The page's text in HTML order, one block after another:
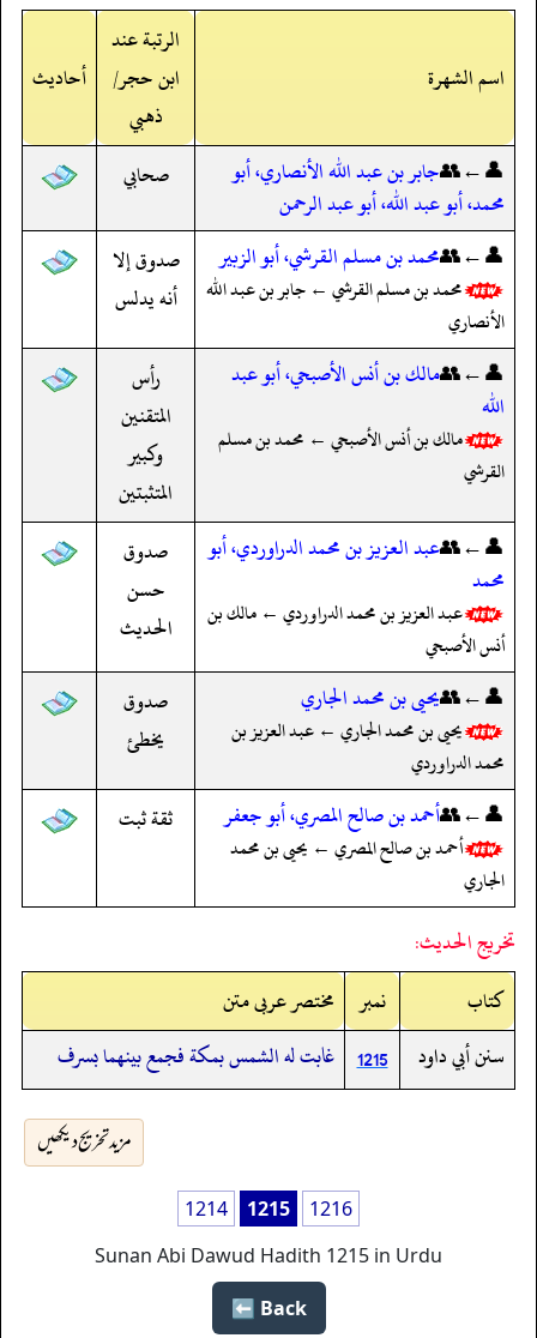
اسم الشهرة
الرتبة عند
ابن حجر/
ذهبي
أحاديث
👤←👥جابر بن عبد الله الأنصاري، أبو
محمد، أبو عبد الله، أبو عبد الرحمن
صحابي
👤←👥محمد بن مسلم القرشي، أبو الزبير
محمد بن مسلم القرشي ← جابر بن عبد الله
الأنصاري
صدوق إلا
أنه يدلس
👤←👥مالك بن أنس الأصبحي، أبو عبد
الله
مالك بن أنس الأصبحي ← محمد بن مسلم
القرشي
رأس
المتقنين
وكبير
المتثبتين
👤←👥عبد العزيز بن محمد الدراوردي، أبو
محمد
عبد العزيز بن محمد الدراوردي ← مالك بن
أنس الأصبحي
صدوق
حسن
الحديث
👤←👥يحيى بن محمد الجاري
يحيى بن محمد الجاري ← عبد العزيز بن
محمد الدراوردي
صدوق
يخطئ
👤←👥أحمد بن صالح المصري، أبو جعفر
أحمد بن صالح المصري ← يحيى بن محمد
الجاري
ثقة ثبت
تخريج الحديث:
کتاب
نمبر
مختصر عربی متن
سنن أبي داود
1215 غابت له الشمس بمكة فجمع بينهما بسرف
مزید تخریج دیکھیں
1214 1215
1216
Sunan Abi Dawud Hadith 1215 in Urdu
Back ⬅️